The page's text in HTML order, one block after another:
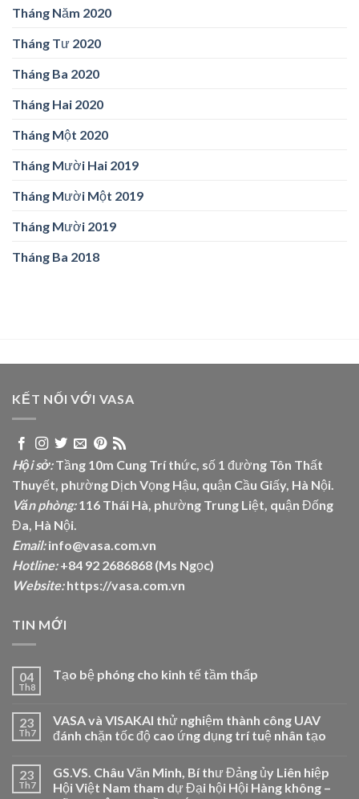
Tháng Năm 2020
Tháng Tư 2020
Tháng Ba 2020
Tháng Hai 2020
Tháng Một 2020
Tháng Mười Hai 2019
Tháng Mười Một 2019
Tháng Mười 2019
Tháng Ba 2018
KẾT NỐI VỚI VASA
Hội sở:Tầng 10m Cung Trí thức, số 1 đường Tôn Thất
Thuyết, phường Dịch Vọng Hậu, quận Cầu Giấy, Hà Nội.
Văn phòng:116 Thái Hà, phường Trung Liệt, quận Đống
Đa, Hà Nội.
Email:info@vasa.com.vn
Hotline:+84 92 2686868 (Ms Ngọc)
Website: https://vasa.com.vn
TIN MỚI
04
Th8
Tạo bệ phóng cho kinh tế tầm thấp
23
Th7
VASA và VISAKAI thử nghiệm thành công UAV
đánh chặn tốc độ cao ứng dụng trí tuệ nhân tạo
23
Th7
GS.VS. Châu Văn Minh, Bí thư Đảng ủy Liên hiệp
Hội Việt Nam tham dự Đại hội Hội Hàng không –